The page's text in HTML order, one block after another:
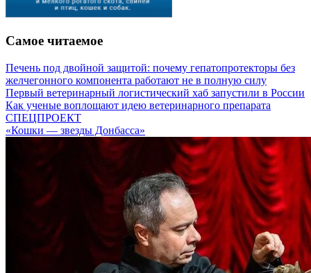
Самое читаемое
Печень под двойной защитой: почему гепатопротекторы без
желчегонного компонента работают не в полную силу
Первый ветеринарный логистический хаб запустили в России
Как ученые воплощают идею ветеринарного препарата
СПЕЦПРОЕКТ
«Кошки — звезды Донбасса»